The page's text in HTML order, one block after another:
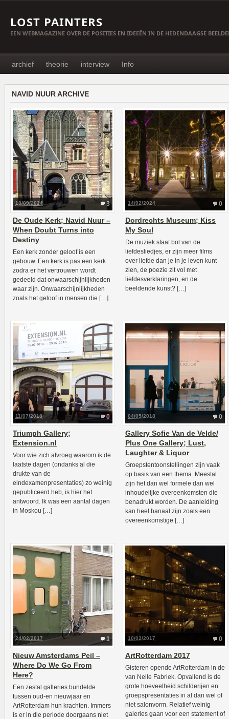
LOST PAINTERS
EEN WEBMAGAZINE OVER DE POSITIES EN IDEEËN IN DE HEDENDAAGSE
archief theorie interview Info
NAVID NUUR ARCHIVE
3
18/09/2024
De Oude Kerk; Navid Nuur –
When Doubt Turns into
Destiny
Een kerk zonder geloof is een
gebouw. Een kerk is pas een kerk
zodra er het vertrouwen wordt
gedeeld dat onwaarschijnlijkheden
waar zijn. Onwaarschijnlijkheden
zoals het geloof in mensen die […]
0
14/02/2024
Dordrechts Museum; Kiss
My Soul
De muziek staat bol van de
liefdesliedjes, er zijn meer films
over liefde dan je in je leven kunt
zien, de poezie zit vol met
liefdesverklaringen, en de
beeldende kunst? […]
0
11/07/2018
Triumph Gallery;
Extension.nl
Voor wie zich afvroeg waarom ik de
laatste dagen (ondanks al die
drukte van de
eindexamenpresentaties) zo weinig
gepubliceerd heb, is hier het
antwoord. Ik was een aantal dagen
in Moskou […]
0
04/05/2018
Gallery Sofie Van de Velde/
Plus One Gallery; Lust,
Laughter & Liquor
Groepstentoonstellingen zijn vaak
op basis van een thema. Meestal
zijn het dan wel formele dan wel
inhoudelijke overeenkomsten die
benadrukt worden. De aanleiding
kan heel banaal zijn zoals een
overeenkomstige […]
1
24/02/2017
Nieuw Amsterdams Peil –
Where Do We Go From
Here?
Een zestal galleries bundelde
tussen oud-en nieuwjaar en
ArtRotterdam hun krachten. Immers
is er in die periode doorgaans niet
0
10/02/2017
ArtRotterdam 2017
Gisteren opende ArtRotterdam in de
van Nelle Fabriek. Opvallend is de
grote hoeveelheid schilderijen en
groepspresentaties in al dan wel of
niet salonvorm. Relatief weinig
galeries gaan voor een statement of